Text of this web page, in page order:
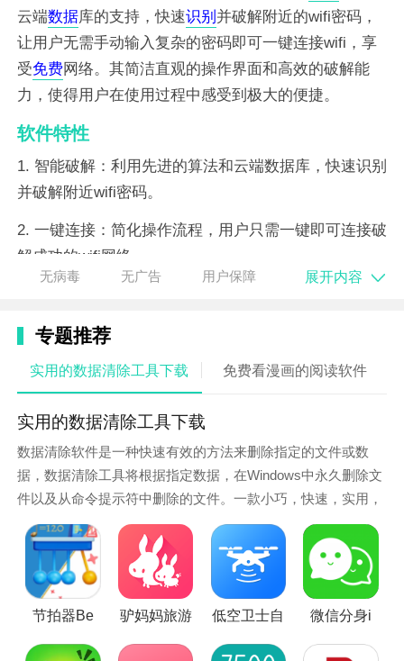
云端数据库的支持，快速识别并破解附近的wifi密码，
让用户无需手动输入复杂的密码即可一键连接wifi，享
受免费网络。其简洁直观的操作界面和高效的破解能
力，使得用户在使用过程中感受到极大的便捷。
软件特性
1. 智能破解：利用先进的算法和云端数据库，快速识别
并破解附近wifi密码。
2. 一键连接：简化操作流程，用户只需一键即可连接破
解成功的wifi网络。
无病毒 无广告 用户保障 展开内容
专题推荐
实用的数据清除工具下载 免费看漫画的阅读软件
实用的数据清除工具下载
数据清除软件是一种快速有效的方法来删除指定的文件或数
据，数据清除工具将根据指定数据，在Windows中永久删除文
件以及从命令提示符中删除的文件。一款小巧，快速，实用，
功能强大的产品将辅助您的工作更加顺利。使用这款小工具将
扫描您的硬盘中所有可以删除的文件并尝试为您永久性删除。
实在是格式化或者更换电脑的神器，当您无意中从计算机，闪
存盘，相机等中删除文件并不意味着它永远丢失。软件在删除
文件时不会销毁它，
节拍器Be 驴妈妈旅游 低空卫士自 微信分身i